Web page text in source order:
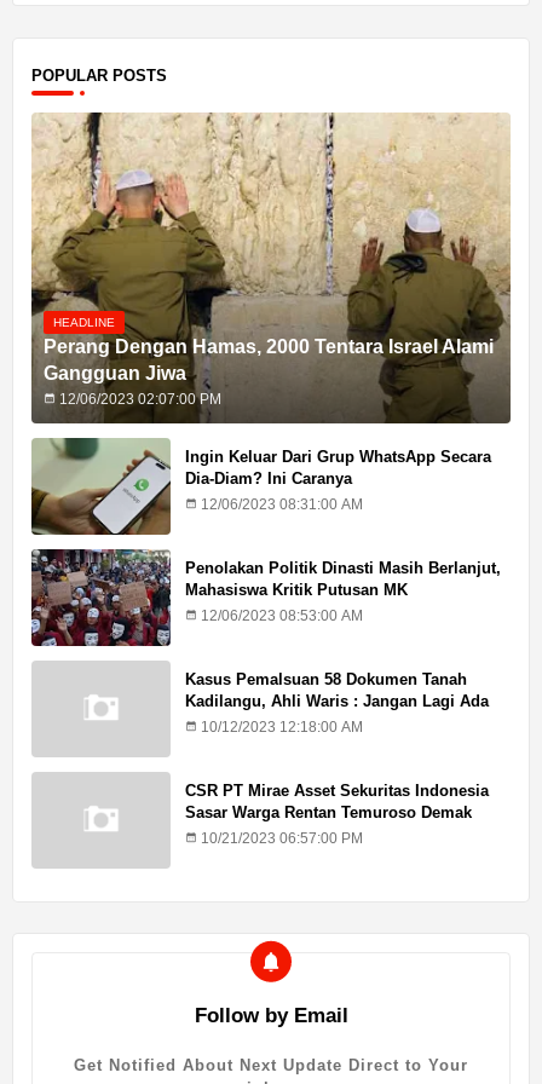
POPULAR POSTS
HEADLINE
Perang Dengan Hamas, 2000 Tentara Israel Alami
Gangguan Jiwa
12/06/2023 02:07:00 PM
Ingin Keluar Dari Grup WhatsApp Secara
Dia-Diam? Ini Caranya
12/06/2023 08:31:00 AM
Penolakan Politik Dinasti Masih Berlanjut,
Mahasiswa Kritik Putusan MK
12/06/2023 08:53:00 AM
Kasus Pemalsuan 58 Dokumen Tanah
Kadilangu, Ahli Waris : Jangan Lagi Ada
Penundaan Hukuman
10/12/2023 12:18:00 AM
CSR PT Mirae Asset Sekuritas Indonesia
Sasar Warga Rentan Temuroso Demak
10/21/2023 06:57:00 PM
Follow by Email
Get Notified About Next Update Direct to Your